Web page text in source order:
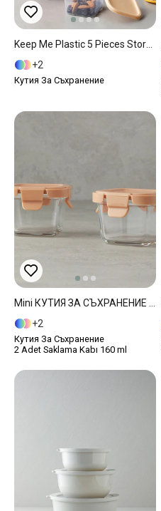
2
Кутия За Съхранение
2
Кутия За Съхранение
2 Adet Saklama Kabı 160 ml